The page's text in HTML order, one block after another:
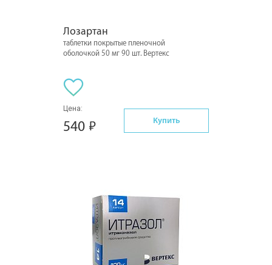
Лозартан
таблетки покрытые пленочной
оболочкой 50 мг 90 шт. Вертекс
Цена:
540 Купить